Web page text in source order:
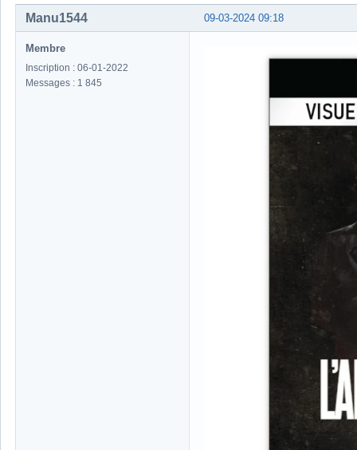
09-03-2024 09:18
Manu1544
Membre
Inscription : 06-01-2022
Messages : 1 845